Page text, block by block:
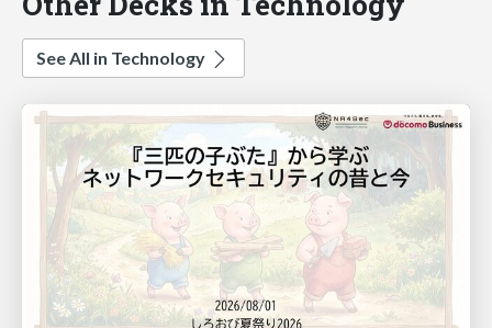
See All in Technology